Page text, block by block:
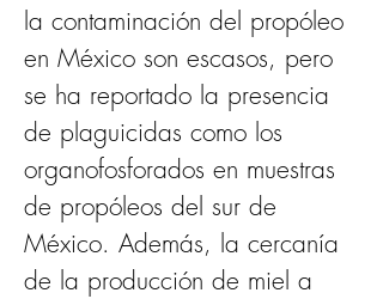
la contaminación del propóleo
en México son escasos, pero
se ha reportado la presencia
de plaguicidas como los
organofosforados en muestras
de propóleos del sur de
México. Además, la cercanía
de la producción de miel a